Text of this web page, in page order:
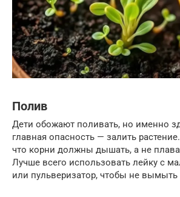
Полив
Дети обожают поливать, но именно
главная опасность — залить
что корни должны дышать, а не
Лучше всего использовать лейку с
или пульверизатор, чтобы не